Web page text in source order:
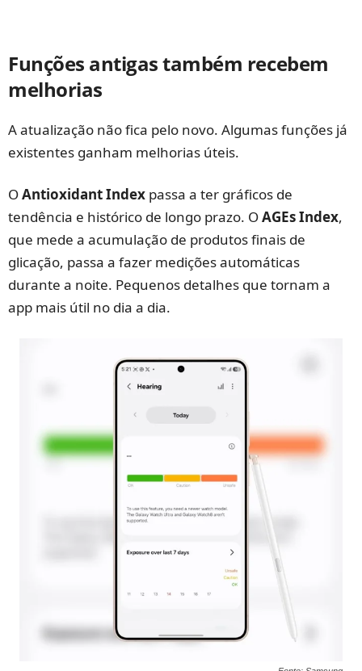
Funções antigas também recebem
melhorias
A atualização não fica pelo novo. Algumas funções já
existentes ganham melhorias úteis.
OAntioxidant Index passa a ter gráficos de
tendência e histórico de longo prazo. OAGEs Index,
que mede a acumulação de produtos finais de
glicação, passa a fazer medições automáticas
durante a noite. Pequenos detalhes que tornam a
app mais útil no dia a dia.